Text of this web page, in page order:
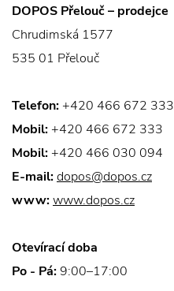
DOPOS Přelouč – prodejce
Chrudimská 1577
535 01 Přelouč
Telefon: +420 466 672 333
Mobil: +420 466 672 333
Mobil: +420 466 030 094
E-mail:dopos@dopos.cz
www:www.dopos.cz
Otevírací doba
Po - Pá: 9:00–17:00